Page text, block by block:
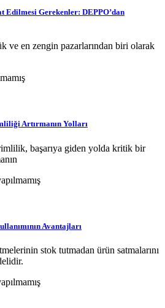
Gerekenler: DEPPO’dan
ve en zengin pazarlarından biri olarak
Artırmanın Yolları
başarıya giden yolda kritik bir
Avantajları
stok tutmadan ürün satmalarını